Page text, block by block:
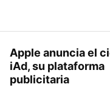
Apple anuncia el
iAd, su plataforma
publicitaria